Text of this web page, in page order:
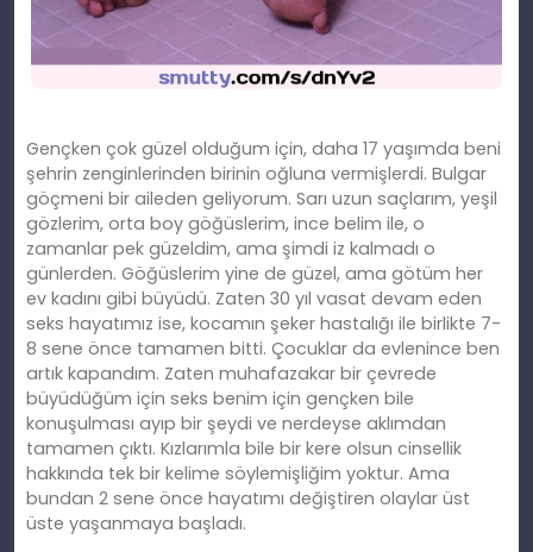
Gençken çok güzel olduğum için, daha 17 yaşımda beni
şehrin zenginlerinden birinin oğluna vermişlerdi. Bulgar
göçmeni bir aileden geliyorum. Sarı uzun saçlarım, yeşil
gözlerim, orta boy göğüslerim, ince belim ile, o
zamanlar pek güzeldim, ama şimdi iz kalmadı o
günlerden. Göğüslerim yine de güzel, ama götüm her
ev kadını gibi büyüdü. Zaten 30 yıl vasat devam eden
seks hayatımız ise, kocamın şeker hastalığı ile birlikte 7-
8 sene önce tamamen bitti. Çocuklar da evlenince ben
artık kapandım. Zaten muhafazakar bir çevrede
büyüdüğüm için seks benim için gençken bile
konuşulması ayıp bir şeydi ve nerdeyse aklımdan
tamamen çıktı. Kızlarımla bile bir kere olsun cinsellik
hakkında tek bir kelime söylemişliğim yoktur. Ama
bundan 2 sene önce hayatımı değiştiren olaylar üst
üste yaşanmaya başladı.